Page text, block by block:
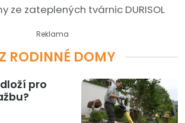
ze zateplených tvárnic DURISOL
Reklama
RODINNÉ DOMY
pro